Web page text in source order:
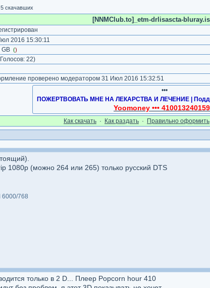
скачавших
[NNMClub.to]_etm-drlisascta-
2016 15:30:11
GB ()
22)
проверено модератором 31 Июл 2016 15:32:51
•••
ПОЖЕРТВОВАТЬ МНЕ НА ЛЕКАРСТВА И ЛЕЧЕНИЕ |
Yoomoney •••
Как cкачать · Как раздать · Правильно оформить
1080p (можно 264 или 265) только русский DTS
768
только в 2 D... Плеер Popcorn hour 410